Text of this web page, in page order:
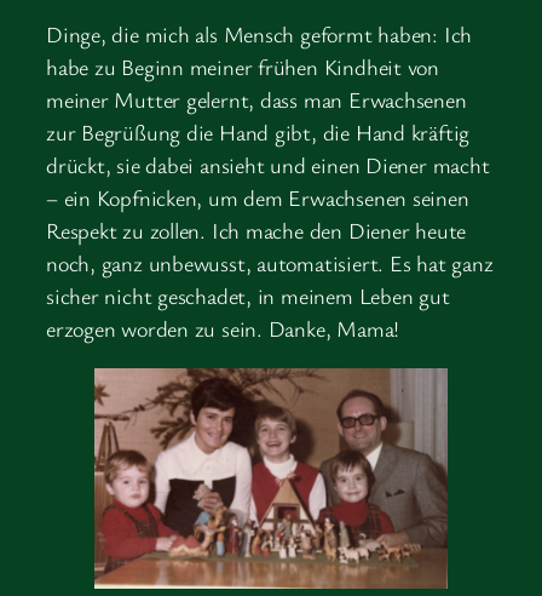
Dinge, die mich als Mensch geformt haben: Ich
habe zu Beginn meiner frühen Kindheit von
meiner Mutter gelernt, dass man Erwachsenen
zur Begrüßung die Hand gibt, die Hand kräftig
drückt, sie dabei ansieht und einen Diener macht
– ein Kopfnicken, um dem Erwachsenen seinen
Respekt zu zollen. Ich mache den Diener heute
noch, ganz unbewusst, automatisiert. Es hat ganz
sicher nicht geschadet, in meinem Leben gut
erzogen worden zu sein. Danke, Mama!